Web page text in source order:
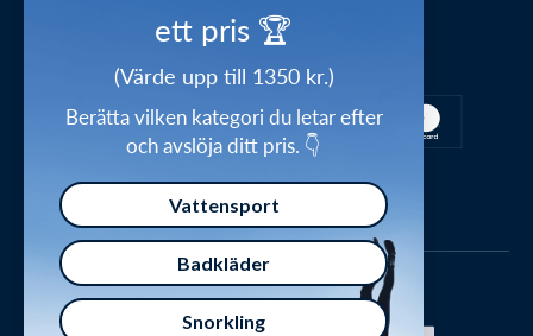
Inspirations universum
Ge bort ett presentkort
Försäkran om överensstämmelse
Integritetspolicy
Handelsvillkor
Säker betalning
ett pris 🏆
(Värde upp till 1350 kr.)
Berätta vilken kategori du letar efter
och avslöja ditt pris. 👇
Vattensport
Badkläder
Snorkling